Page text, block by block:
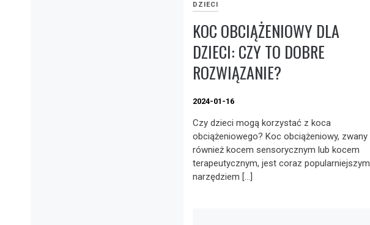
DZIECI
KOC OBCIĄŻENIOWY DLA
DZIECI: CZY TO DOBRE
ROZWIĄZANIE?
2024-01-16
Czy dzieci mogą korzystać z koca
obciążeniowego? Koc obciążeniowy, zwany
również kocem sensorycznym lub kocem
terapeutycznym, jest coraz popularniejszym
narzędziem […]